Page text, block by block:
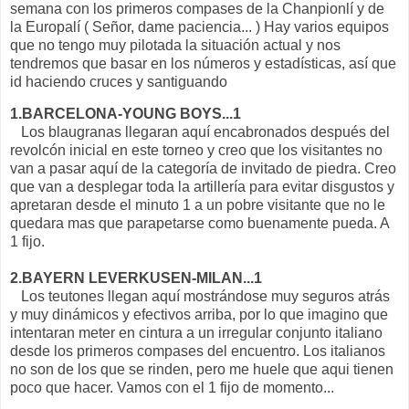
semana con los primeros compases de la Chanpionlí y de
la Europalí ( Señor, dame paciencia... ) Hay varios equipos
que no tengo muy pilotada la situación actual y nos
tendremos que basar en los números y estadísticas, así que
id haciendo cruces y santiguando
1.BARCELONA-YOUNG BOYS...1
Los blaugranas llegaran aquí encabronados después del
revolcón inicial en este torneo y creo que los visitantes no
van a pasar aquí de la categoría de invitado de piedra. Creo
que van a desplegar toda la artillería para evitar disgustos y
apretaran desde el minuto 1 a un pobre visitante que no le
quedara mas que parapetarse como buenamente pueda. A
1 fijo.
2.BAYERN LEVERKUSEN-MILAN...1
Los teutones llegan aquí mostrándose muy seguros atrás
y muy dinámicos y efectivos arriba, por lo que imagino que
intentaran meter en cintura a un irregular conjunto italiano
desde los primeros compases del encuentro. Los italianos
no son de los que se rinden, pero me huele que aqui tienen
poco que hacer. Vamos con el 1 fijo de momento...